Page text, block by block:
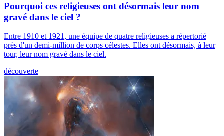
Pourquoi ces religieuses ont désormais leur nom
gravé dans le ciel ?
Entre 1910 et 1921, une équipe de quatre religieuses a répertorié
près d'un demi-million de corps célestes. Elles ont désormais, à leur
tour, leur nom gravé dans le ciel.
découverte